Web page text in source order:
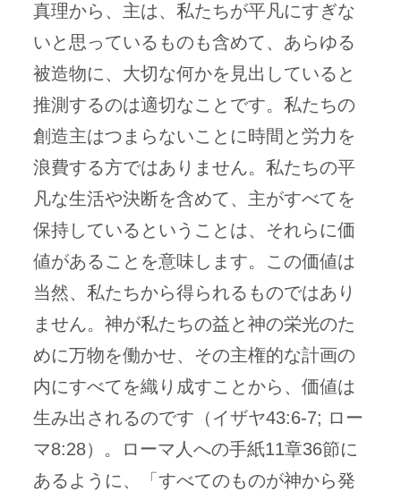
真理から、主は、私たちが平凡にすぎな
いと思っているものも含めて、あらゆる
被造物に、大切な何かを見出していると
推測するのは適切なことです。私たちの
創造主はつまらないことに時間と労力を
浪費する方ではありません。私たちの平
凡な生活や決断を含めて、主がすべてを
保持しているということは、それらに価
値があることを意味します。この価値は
当然、私たちから得られるものではあり
ません。神が私たちの益と神の栄光のた
めに万物を働かせ、その主権的な計画の
内にすべてを織り成すことから、価値は
生み出されるのです（イザヤ43:6-7; ロー
マ8:28）。ローマ人への手紙11章36節に
あるように、「すべてのものが神から発